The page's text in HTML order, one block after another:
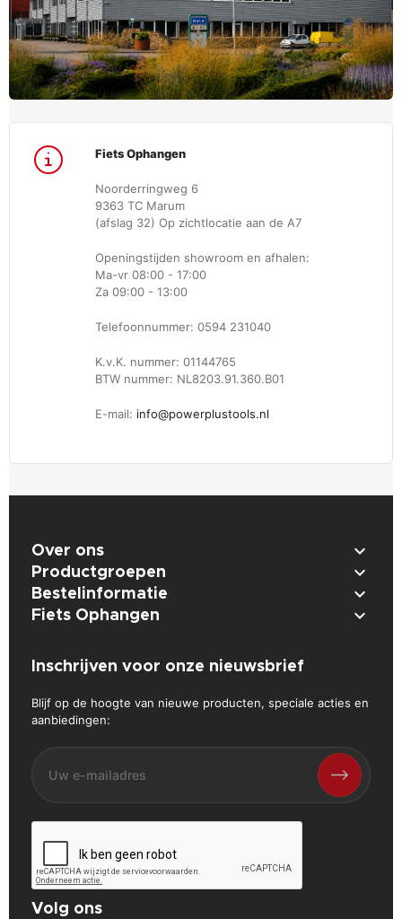
Fiets Ophangen
Noorderringweg 6
9363 TC Marum
(afslag 32) Op zichtlocatie aan de A7
Openingstijden showroom en afhalen:
Ma-vr 08:00 - 17:00
Za 09:00 - 13:00
Telefoonnummer: 0594 231040
K.v.K. nummer: 01144765
BTW nummer: NL8203.91.360.B01
E-mail: info@powerplustools.nl
Over ons 
Productgroepen 
Bestelinformatie 
Fiets Ophangen 
Inschrijven voor onze nieuwsbrief
Blijf op de hoogte van nieuwe producten, speciale acties en
aanbiedingen:
Volg ons